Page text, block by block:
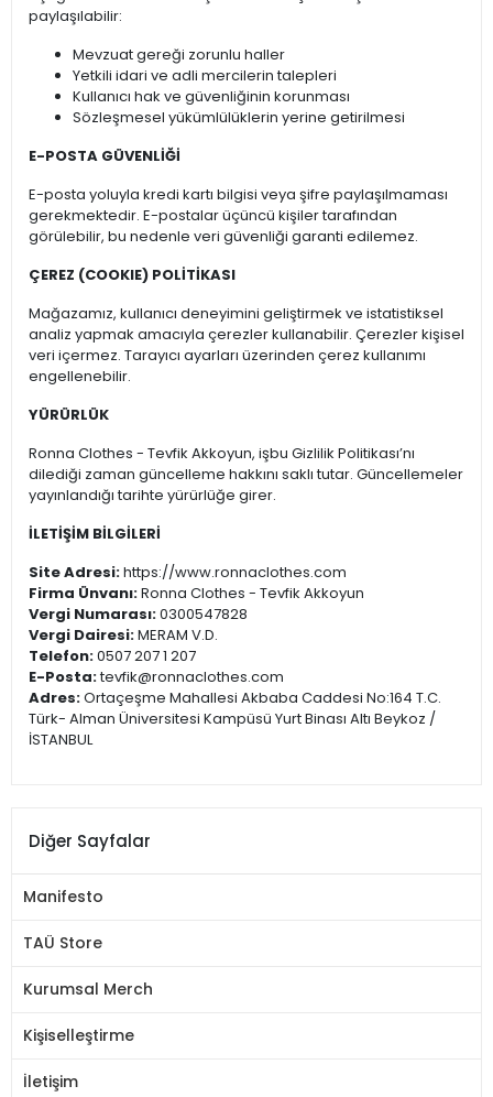
paylaşılabilir:
Mevzuat gereği zorunlu haller
Yetkili idari ve adli mercilerin talepleri
Kullanıcı hak ve güvenliğinin korunması
Sözleşmesel yükümlülüklerin yerine getirilmesi
E-POSTA GÜVENLİĞİ
E-posta yoluyla kredi kartı bilgisi veya şifre paylaşılmaması
gerekmektedir. E-postalar üçüncü kişiler tarafından
görülebilir, bu nedenle veri güvenliği garanti edilemez.
ÇEREZ (COOKIE) POLİTİKASI
Mağazamız, kullanıcı deneyimini geliştirmek ve istatistiksel
analiz yapmak amacıyla çerezler kullanabilir. Çerezler kişisel
veri içermez. Tarayıcı ayarları üzerinden çerez kullanımı
engellenebilir.
YÜRÜRLÜK
Ronna Clothes - Tevfik Akkoyun, işbu Gizlilik Politikası’nı
dilediği zaman güncelleme hakkını saklı tutar. Güncellemeler
yayınlandığı tarihte yürürlüğe girer.
İLETİŞİM BİLGİLERİ
Site Adresi:https://www.ronnaclothes.com
Firma Ünvanı:Ronna Clothes - Tevfik Akkoyun
Vergi Numarası:0300547828
Vergi Dairesi:MERAM V.D.
Telefon:0507 207 1 207
E-Posta:tevfik@ronnaclothes.com
Adres:Ortaçeşme Mahallesi Akbaba Caddesi No:164 T.C.
Türk- Alman Üniversitesi Kampüsü Yurt Binası Altı Beykoz /
İSTANBUL
Diğer Sayfalar
Manifesto
TAÜ Store
Kurumsal Merch
Kişiselleştirme
İletişim